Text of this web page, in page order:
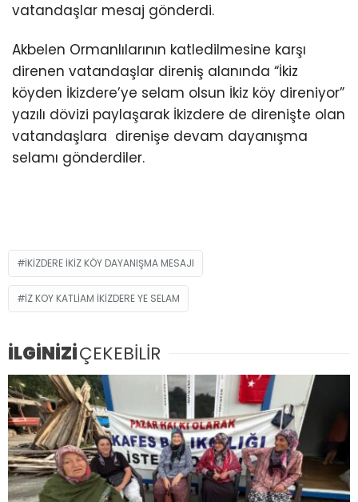
vatandaşlar mesaj gönderdi.
Akbelen Ormanlılarının katledilmesine karşı
direnen vatandaşlar direniş alanında “İkiz
köyden İkizdere’ye selam olsun İkiz köy direniyor”
yazılı dövizi paylaşarak İkizdere de direnişte olan
vatandaşlara direnişe devam dayanışma
selamı gönderdiler.
IKIZDERE IKIZ KÖY DAYANIŞMA MESAJI
IZ KOY KATLIAM IKIZDERE YE SELAM
İLGİNİZİÇEKEBİLİR